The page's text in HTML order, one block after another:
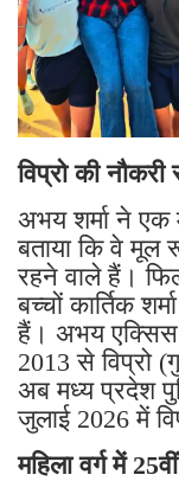
विप्रो की नौकरी
अभय शर्मा ने एक
बताया कि वे मूल
रहने वाले हैं।
बच्चों कार्तिक
हैं। अभय
2013 से विप्रो
अब मध्य प्रदेश
जुलाई 2026 में
महिला वर्ग में